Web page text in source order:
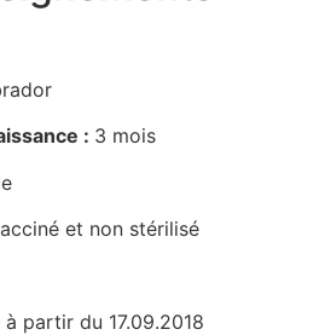
: 3 mois
et non stérilisé
partir du 17.09.2018